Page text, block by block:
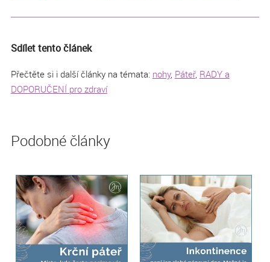
Sdílet tento článek
Přečtěte si i další články na témata: nohy, Páteř, RADY a
DOPORUČENÍ pro zdraví
Podobné články